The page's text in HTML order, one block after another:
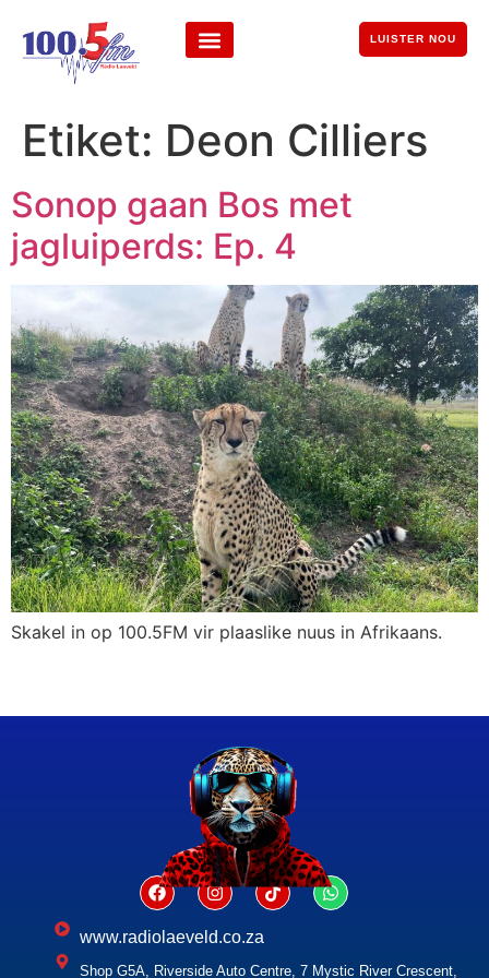
LUISTER NOU
Etiket: Deon Cilliers
Sonop gaan Bos met
jagluiperds: Ep. 4
Skakel in op 100.5FM vir plaaslike nuus in Afrikaans.
www.radiolaeveld.co.za
Shop G5A, Riverside Auto Centre, 7 Mystic River Crescent,